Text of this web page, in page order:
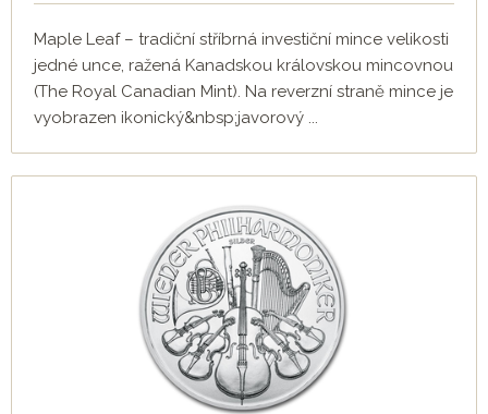
Maple Leaf – tradiční stříbrná investiční mince velikosti
jedné unce, ražená Kanadskou královskou mincovnou
(The Royal Canadian Mint). Na reverzní straně mince je
vyobrazen ikonický&nbsp;javorový ...